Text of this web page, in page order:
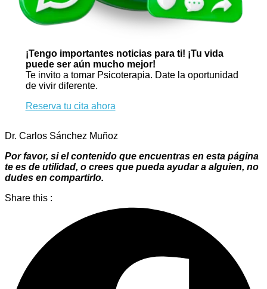
¡Tengo importantes noticias para ti! ¡Tu vida
puede ser aún mucho mejor!
Te invito a tomar Psicoterapia. Date la oportunidad
de vivir diferente.
Reserva tu cita ahora
Dr. Carlos Sánchez Muñoz
Por favor, si el contenido que encuentras en esta página
te es de utilidad, o crees que pueda ayudar a alguien, no
dudes en compartirlo.
Share this :